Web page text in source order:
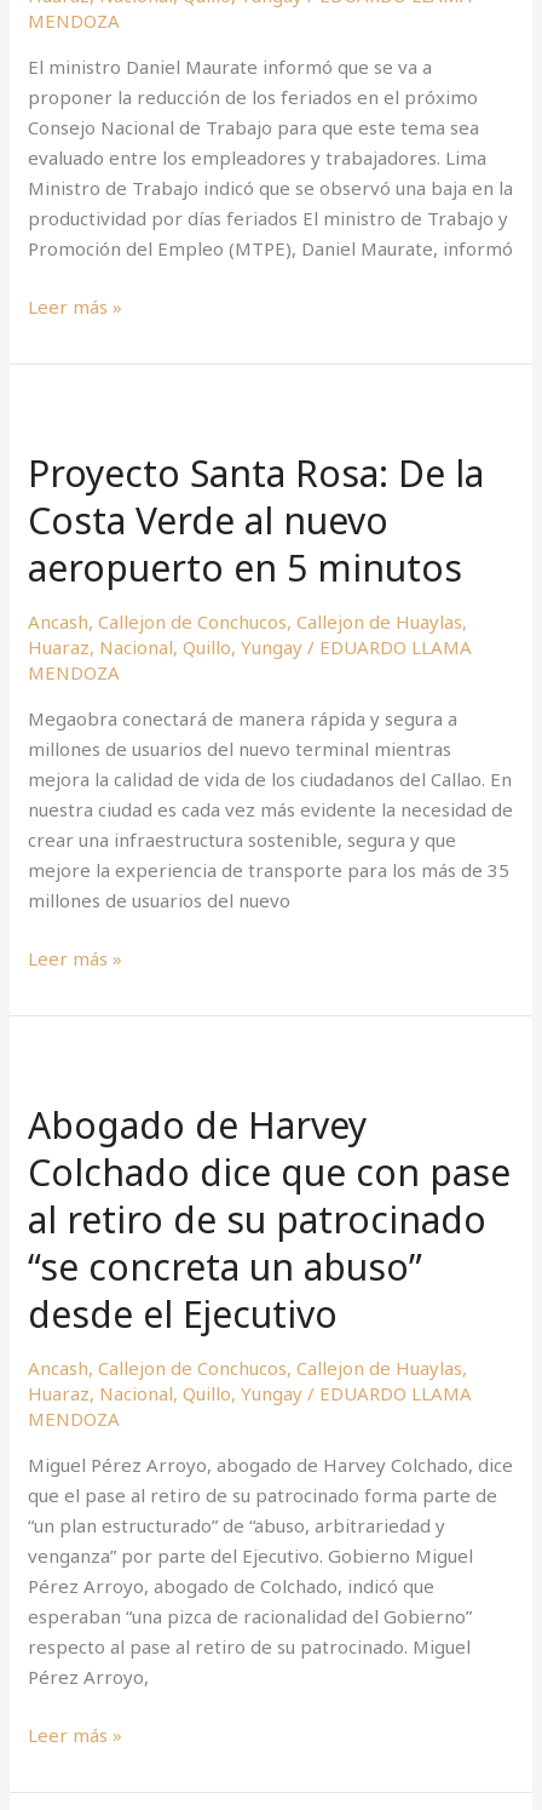
MENDOZA
El ministro Daniel Maurate informó que se va a
proponer la reducción de los feriados en el próximo
Consejo Nacional de Trabajo para que este tema sea
evaluado entre los empleadores y trabajadores. Lima
Ministro de Trabajo indicó que se observó una baja en la
productividad por días feriados El ministro de Trabajo y
Promoción del Empleo (MTPE), Daniel Maurate, informó
“Tenemos
Leer más »
Proyecto Santa Rosa: De la
Costa Verde al nuevo
aeropuerto en 5 minutos
Ancash,Callejon de Conchucos,Callejon de Huaylas,
Huaraz, Nacional,Quillo,Yungay / EDUARDO LLAMA
MENDOZA
Megaobra conectará de manera rápida y segura a
millones de usuarios del nuevo terminal mientras
mejora la calidad de vida de los ciudadanos del Callao. En
nuestra ciudad es cada vez más evidente la necesidad de
crear una infraestructura sostenible, segura y que
mejore la experiencia de transporte para los más de 35
millones de usuarios del nuevo
Rosa:
la
Costa
Verde
al
nuevo
aeropuerto
en
minutos
Leer más »
Abogado de Harvey
Colchado dice que con pase
al retiro de su patrocinado
“se concreta un abuso”
desde el Ejecutivo
Ancash,Callejon de Conchucos,Callejon de Huaylas,
Huaraz, Nacional,Quillo,Yungay / EDUARDO LLAMA
MENDOZA
Miguel Pérez Arroyo, abogado de Harvey Colchado, dice
que el pase al retiro de su patrocinado forma parte de
“un plan estructurado” de “abuso, arbitrariedad y
venganza” por parte del Ejecutivo. Gobierno Miguel
Pérez Arroyo, abogado de Colchado, indicó que
esperaban “una pizca de racionalidad del Gobierno”
respecto al pase al retiro de su patrocinado. Miguel
Pérez Arroyo,
Harvey
Colchado
dice
que
con
pase
retiro
de
su
patrocinado
concreta
un
abuso”
desde
Ejecutivo
Leer más »